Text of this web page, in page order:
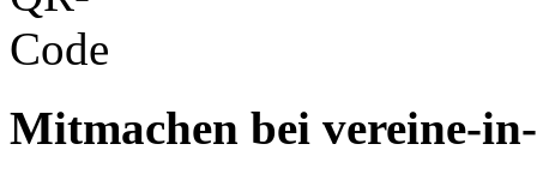
Mitmachen bei vereine-